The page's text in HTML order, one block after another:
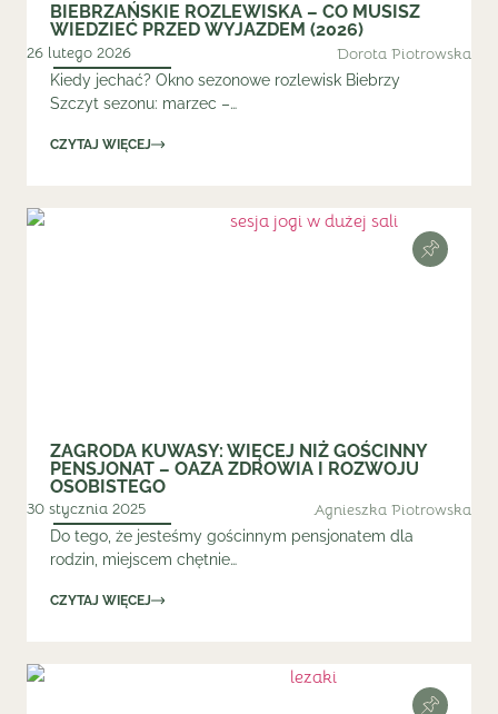
BIEBRZAŃSKIE ROZLEWISKA – CO MUSISZ
WIEDZIEĆ PRZED WYJAZDEM (2026)
26 lutego 2026 Dorota Piotrowska
Kiedy jechać? Okno sezonowe rozlewisk Biebrzy
Szczyt sezonu: marzec –…
CZYTAJ WIĘCEJ
ZAGRODA KUWASY: WIĘCEJ NIŻ GOŚCINNY
PENSJONAT – OAZA ZDROWIA I ROZWOJU
OSOBISTEGO
30 stycznia 2025 Agnieszka Piotrowska
Do tego, że jesteśmy gościnnym pensjonatem dla
rodzin, miejscem chętnie…
CZYTAJ WIĘCEJ